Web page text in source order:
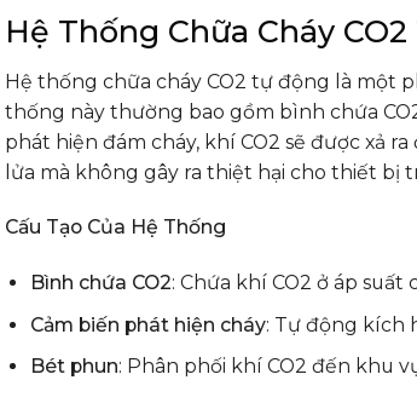
Hệ Thống Chữa Cháy
Hệ thống chữa cháy CO2 tự động là một
thống này thường bao gồm bình chứa
phát hiện đám cháy, khí CO2 sẽ được xả
lửa mà không gây ra thiệt hại cho thiết bị
Cấu Tạo Của Hệ Thống
Bình chứa CO2: Chứa khí CO2 ở áp suất
Cảm biến phát hiện cháy: Tự động kích
Bét phun: Phân phối khí CO2 đến khu